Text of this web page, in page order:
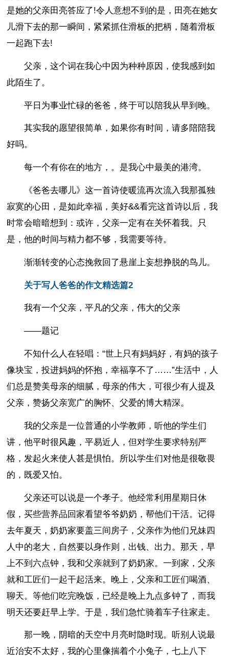
是她的父亲田亮答应了!令人意想不到的是，田亮在她女
儿滑下去的那一瞬间，紧紧抓住滑板的把柄，随着滑板
一起跑下去!
父亲，这个词在我心中因为种种原因，使我感到如
此陌生了。
平日为事业忙碌的爸爸，终于可以陪我从早到晚。
其实我的愿望很简单，如果你有时间，请多陪陪我
好吗。
每一个有你在的地方，。是我心中最美的港湾。
《爸爸去哪儿》这一首诗使暖流再次流入我那孤独
寂寞的心田，是如此幸福，美好&&看完这首诗以后，我
时常会暗暗想到：或许，父亲一定有在关怀着我。只
是，他的时间与精力都不够，我需要等待。
渐渐转变的心态挽救回了悬崖上妄想挣脱的鸟儿。
关于写人爸爸的作文精选篇2
我有一个父亲，平凡的父亲，伟大的父亲
——题记
不知什么人在轻唱：“世上只有妈妈好，有妈的孩子
像块宝，投进妈妈的怀抱，幸福享不了……”生活中，人
们总是赞美母亲的细腻，母亲的伟大，可很少有人提及
父亲，赞扬父亲宽广的胸怀、父爱的博大精深。
我的父亲是一位普通的小学教师，听他的学生们
讲，他平时很风趣，平易近人，但对学生要求特别严
格，发起火来使人甚是惧怕。所以学生们对他是很敬畏
的，既爱又怕。
父亲还可以说是一个孝子。他经常利用星期日休
假，买些营养品回家看望爷爷奶奶，帮他们干活。记得
去年夏天，奶奶家要盖三间房子，父亲作为他们兄妹四
人中的老大，自然要以身作则，出钱、出力。那天，早
上不到六点钟，我和父亲就到了奶奶家。一到家，父亲
就和工匠们一起干起活来。晚上，父亲和工匠们喝酒、
聊天。等他们吃完晚饭，已经是晚上九点多钟了，而我
明天还要赶早上学。于是，我们急忙骑着车子往家走。
那一晚，阴暗的天空中月亮时隐时现。听别人说最
近治安不太好，我的心里像揣着个小兔子，七上八下